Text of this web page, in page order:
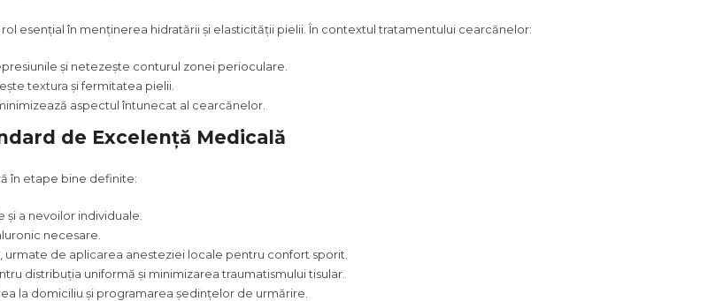
esențial în menținerea hidratării și elasticității pielii. În contextul tratamentului cearcănelor:
și netezește conturul zonei perioculare.
textura și fermitatea pielii.
aspectul întunecat al cearcănelor.
de Excelență Medicală
în etape bine definite:
și a nevoilor individuale.
necesare.
urmate de aplicarea anesteziei locale pentru confort sporit.
distribuția uniformă și minimizarea traumatismului tisular.
la domiciliu și programarea ședințelor de urmărire.